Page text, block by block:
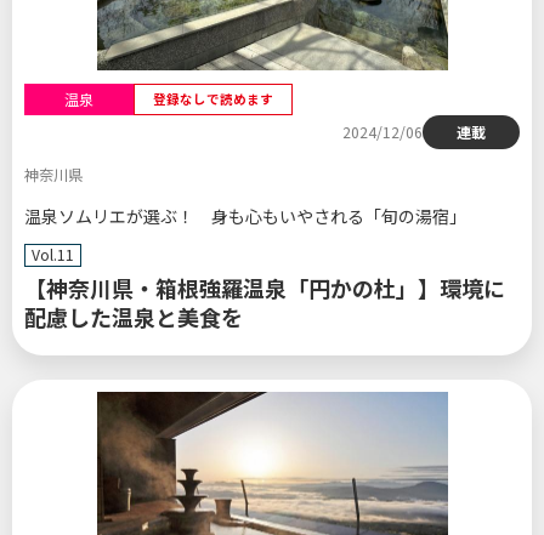
温泉 登録なしで読めます
2024/12/06
連載
神奈川県
温泉ソムリエが選ぶ！ 身も心もいやされる「旬の湯宿」
Vol.11
【神奈川県・箱根強羅温泉「円かの杜」】環境に
配慮した温泉と美食を